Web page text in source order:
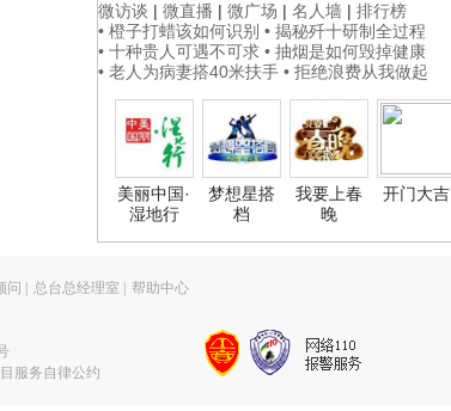
微访谈 | 微直播 | 微广场 | 名人墙 | 排行榜
• 橙子打蜡该如何识别 • 揭秘歼十研制全过程
• 十种贵人可遇不可求 • 抽烟是如何毁掉健康
• 老人为病妻搭40米扶手 • 拒绝浪费从我做起
美丽中国·
湿地行
梦想星搭
档
我要上春
晚
开门大吉
问 总台总经理室 帮助中心
服务自律公约